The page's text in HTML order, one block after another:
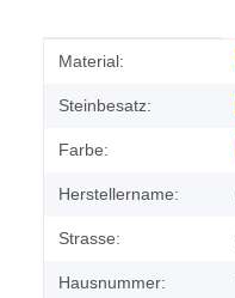
Produkteigenschaft
Wert
Material:
Steinbesatz:
Farbe:
Herstellername:
Strasse:
Hausnummer: